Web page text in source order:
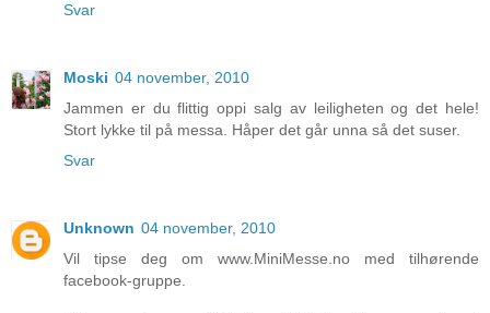
Svar
Moski 04 november, 2010
Jammen er du flittig oppi salg av leiligheten og det hele!
Stort lykke til på messa. Håper det går unna så det suser.
Svar
Unknown 04 november, 2010
Vil tipse deg om www.MiniMesse.no med tilhørende
facebook-gruppe.